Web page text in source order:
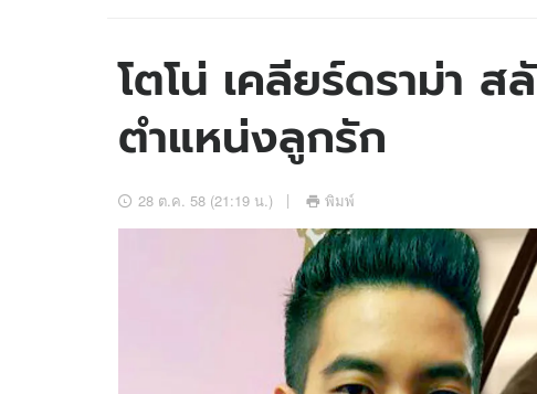
ข่าวบันเทิง
ข่าวกีฬา
ข่าวเศรษฐกิจ
อัปเดตจีน
เช็กข่าวชัวร์
สถิติหวยไทย
โตโน่ เคลียร์ดราม่า
ตำแหน่งลูกรัก
28 ต.ค. 58 (21:19 น.) พิมพ์